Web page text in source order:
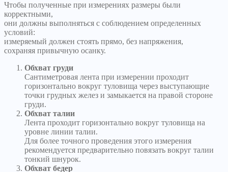
Чтобы полученные при измерениях размеры были
корректными,
они должны выполняться с соблюдением определенных
условий:
измеряемый должен стоять прямо, без напряжения,
сохраняя привычную осанку.
Обхват груди
Сантиметровая лента при измерении проходит
горизонтально вокруг туловища через выступающие
точки грудных желез и замыкается на правой стороне
груди.
Обхват талии
Лента проходит горизонтально вокруг туловища на
уровне линии талии.
Для более точного проведения этого измерения
рекомендуется предварительно повязать вокруг талии
тонкий шнурок.
Обхват бедер